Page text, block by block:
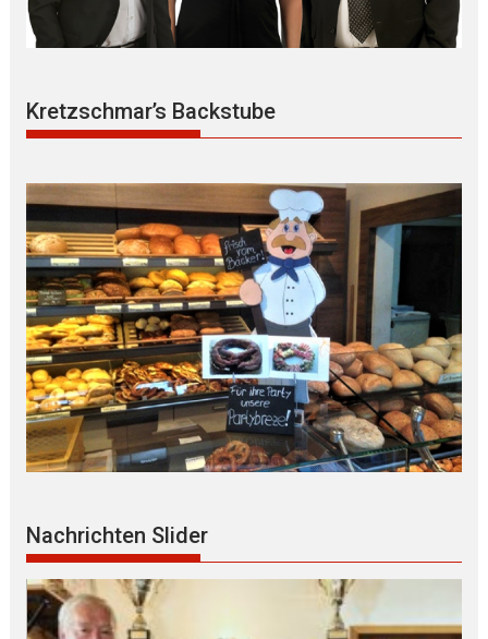
Kretzschmar’s Backstube
Nachrichten Slider